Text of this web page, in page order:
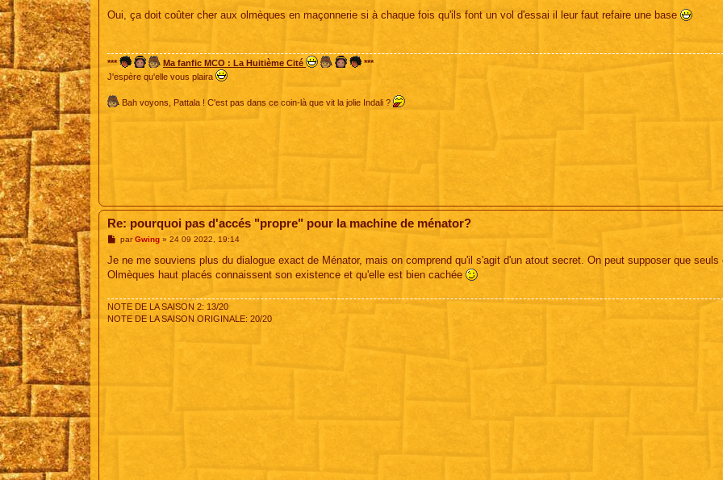
s
Oui, ça doit coûter cher aux olmèques en maçonnerie si à chaque fois qu'ils font un vol d'essai il leur faut refaire une base
*** Ma fanfic MCO : La Huitième Cité
***
J'espère qu'elle vous plaira
Bah voyons, Pattala ! C'est pas dans ce coin-là que vit la jolie Indali ?
Re: pourquoi pas d'accés "propre" pour la machine de ménator?
M
s
a
parGwing» 24 09 2022, 19:14
Je ne me souviens plus du dialogue exact de Ménator, mais on comprend qu'il s'agit d'un atout secret. On peut supposer que seuls
Olmèques haut placés connaissent son existence et qu'elle est bien cachée
NOTE DE LA SAISON 2: 13/20
NOTE DE LA SAISON ORIGINALE: 20/20